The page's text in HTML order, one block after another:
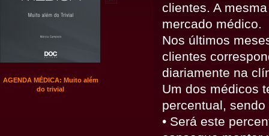
AGENDA MÉDICA: Muito além
do trivial
clientes. A
mercado médico.
Nos últimos
clientes
diariamente na
Um dos médicos
percentual,
• Será este